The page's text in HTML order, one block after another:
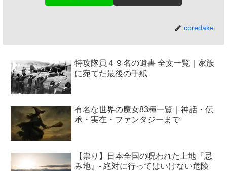
coredake
特攻隊員４９名の遺書 全文一覧｜家族
に宛てた最後の手紙
有名な世界の魔女83種一覧｜神話・伝
承・実在・ファンタジーまで
【祟り】日本全国の呪われた土地『忌
み地』- 絶対に行ってはいけない危険